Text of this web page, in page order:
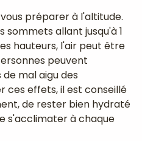
préparer à l'altitude.
sommets allant jusqu'à 1
hauteurs, l'air peut être
peuvent
mal aigu des
ces effets, il est conseillé
de rester bien hydraté
s'acclimater à chaque